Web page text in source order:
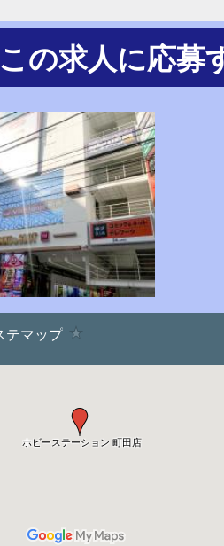
この求人に応募